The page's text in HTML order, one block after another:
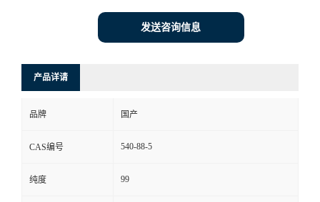
发送咨询信息
产品详请
品牌 国产
CAS编号 540-88-5
纯度 99